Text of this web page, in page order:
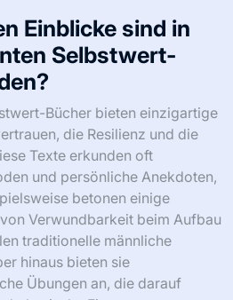
Einblicke sind in
Selbstwert-
Bücher bieten einzigartige